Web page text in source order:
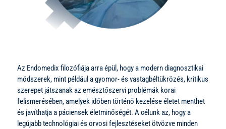
Az Endomedix filozófiája arra épül, hogy a modern diagnosztikai
módszerek, mint például a gyomor- és vastagbéltükrözés, kritikus
szerepet játszanak az emésztőszervi problémák korai
felismerésében, amelyek időben történő kezelése életet menthet
és javíthatja a páciensek életminőségét. A célunk az, hogy a
legújabb technológiai és orvosi fejlesztéseket ötvözve minden